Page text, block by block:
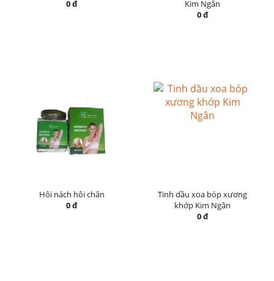
0 đ
Kim Ngân
0 đ
Hôi nách hôi chân
0 đ
Tinh dầu xoa bóp xương
khớp Kim Ngân
0 đ